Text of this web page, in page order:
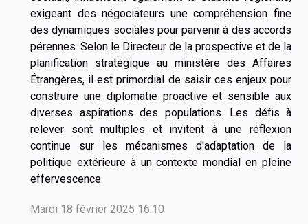
exigeant des négociateurs une compréhension fine
des dynamiques sociales pour parvenir à des accords
pérennes. Selon le Directeur de la prospective et de la
planification stratégique au ministère des Affaires
Étrangères, il est primordial de saisir ces enjeux pour
construire une diplomatie proactive et sensible aux
diverses aspirations des populations. Les défis à
relever sont multiples et invitent à une réflexion
continue sur les mécanismes d'adaptation de la
politique extérieure à un contexte mondial en pleine
effervescence.
Mardi 18 février 2025 16:10